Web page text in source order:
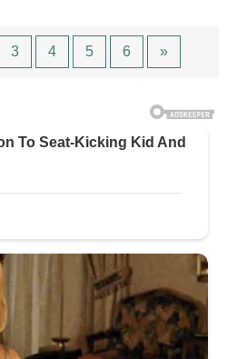
3 4 5 6 »